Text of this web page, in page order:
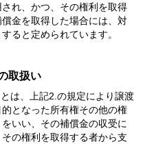
れ、かつ、その権利を取得
金を取得した場合には、対
ると定められています。
取扱い
は、上記2.の規定により譲渡
となった所有権その他の権
いい、その補償金の収受に
の権利を取得する者から支